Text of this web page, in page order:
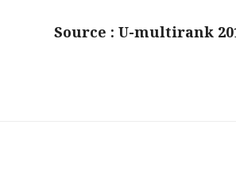
Source : U-multirank